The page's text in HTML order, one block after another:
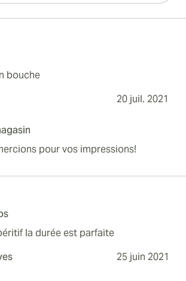
bouche
20 juil. 2021
pour vos impressions!
la durée est parfaite
25 juin 2021